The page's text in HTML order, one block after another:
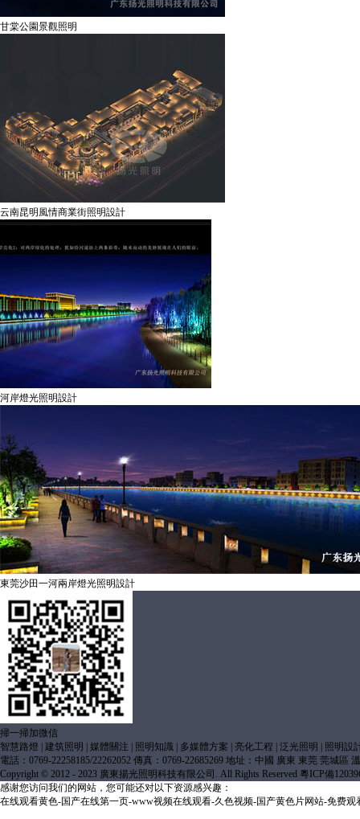
甘棠公園景觀照明
云南昆明風情商業街照明設計
河岸燈光照明設計
東莞沙田一河兩岸燈光照明設計
掃一掃加微信
智慧路燈
建筑照明 媒體關注 照明知識 多媒體方案 亮化工程 泛光照明
照明設
電話：0769-22258185/22262052 傳真：0769-22685269 地址：中國 廣東 東莞 莞城區
Copyright © 2012 - 2023 廣東揚光照明科技有限公司. All Rights Reserved 粵ICP備
感谢您访问我们的网站，您可能还对以下资源感兴趣：
在线观看黄色-国产在线第一页-www视频在线观看-久色视频-国产黄色片网站-免费